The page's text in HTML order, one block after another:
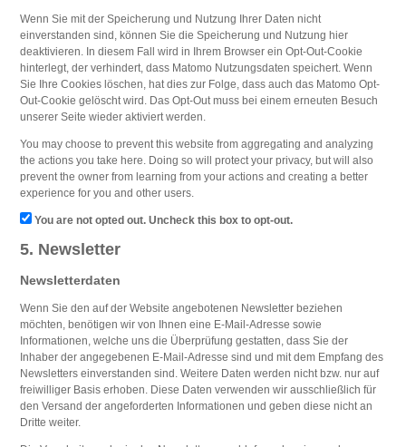
Wenn Sie mit der Speicherung und Nutzung Ihrer Daten nicht
einverstanden sind, können Sie die Speicherung und Nutzung hier
deaktivieren. In diesem Fall wird in Ihrem Browser ein Opt-Out-Cookie
hinterlegt, der verhindert, dass Matomo Nutzungsdaten speichert. Wenn
Sie Ihre Cookies löschen, hat dies zur Folge, dass auch das Matomo Opt-
Out-Cookie gelöscht wird. Das Opt-Out muss bei einem erneuten Besuch
unserer Seite wieder aktiviert werden.
You may choose to prevent this website from aggregating and analyzing
the actions you take here. Doing so will protect your privacy, but will also
prevent the owner from learning from your actions and creating a better
experience for you and other users.
You are not opted out. Uncheck this box to opt-out.
5. Newsletter
Newsletterdaten
Wenn Sie den auf der Website angebotenen Newsletter beziehen
möchten, benötigen wir von Ihnen eine E-Mail-Adresse sowie
Informationen, welche uns die Überprüfung gestatten, dass Sie der
Inhaber der angegebenen E-Mail-Adresse sind und mit dem Empfang des
Newsletters einverstanden sind. Weitere Daten werden nicht bzw. nur auf
freiwilliger Basis erhoben. Diese Daten verwenden wir ausschließlich für
den Versand der angeforderten Informationen und geben diese nicht an
Dritte weiter.